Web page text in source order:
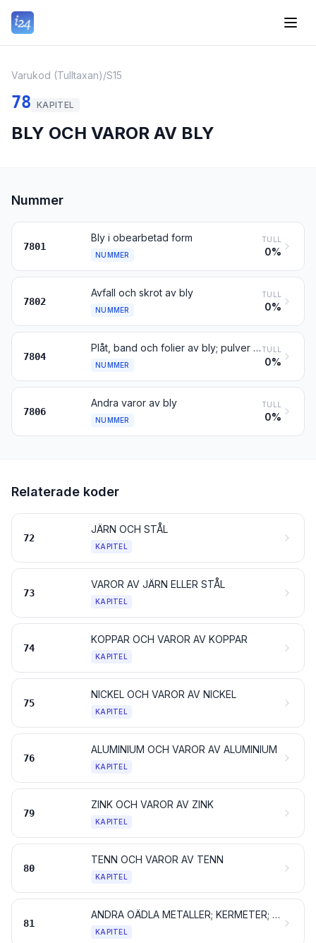
Varukod (Tulltaxan)/S15
78 KAPITEL
BLY OCH VAROR AV BLY
Nummer
7801
Bly i obearbetad form
NUMMER
TULL
0%
7802
Avfall och skrot av bly
NUMMER
TULL
0%
7804
Plåt, band och folier av bly; pulver och fjäll av bly
NUMMER
TULL
0%
7806
Andra varor av bly
NUMMER
TULL
0%
Relaterade koder
72
JÄRN OCH STÅL
KAPITEL
73
VAROR AV JÄRN ELLER STÅL
KAPITEL
74
KOPPAR OCH VAROR AV KOPPAR
KAPITEL
75
NICKEL OCH VAROR AV NICKEL
KAPITEL
76
ALUMINIUM OCH VAROR AV ALUMINIUM
KAPITEL
79
ZINK OCH VAROR AV ZINK
KAPITEL
80
TENN OCH VAROR AV TENN
KAPITEL
81
ANDRA OÄDLA METALLER; KERMETER; VAROR AV DESSA MATERIAL
KAPITEL